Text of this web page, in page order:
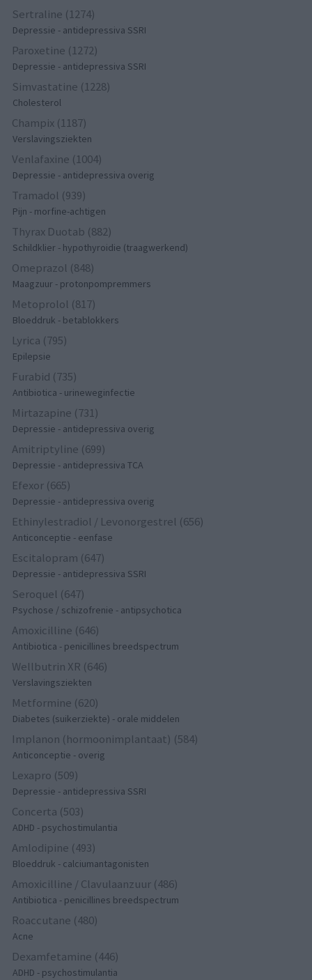
Sertraline (1274)
Depressie - antidepressiva SSRI
Paroxetine (1272)
Depressie - antidepressiva SSRI
Simvastatine (1228)
Cholesterol
Champix (1187)
Verslavingsziekten
Venlafaxine (1004)
Depressie - antidepressiva overig
Tramadol (939)
Pijn - morfine-achtigen
Thyrax Duotab (882)
Schildklier - hypothyroidie (traagwerkend)
Omeprazol (848)
Maagzuur - protonpompremmers
Metoprolol (817)
Bloeddruk - betablokkers
Lyrica (795)
Epilepsie
Furabid (735)
Antibiotica - urineweginfectie
Mirtazapine (731)
Depressie - antidepressiva overig
Amitriptyline (699)
Depressie - antidepressiva TCA
Efexor (665)
Depressie - antidepressiva overig
Ethinylestradiol / Levonorgestrel (656)
Anticonceptie - eenfase
Escitalopram (647)
Depressie - antidepressiva SSRI
Seroquel (647)
Psychose / schizofrenie - antipsychotica
Amoxicilline (646)
Antibiotica - penicillines breedspectrum
Wellbutrin XR (646)
Verslavingsziekten
Metformine (620)
Diabetes (suikerziekte) - orale middelen
Implanon (hormoonimplantaat) (584)
Anticonceptie - overig
Lexapro (509)
Depressie - antidepressiva SSRI
Concerta (503)
ADHD - psychostimulantia
Amlodipine (493)
Bloeddruk - calciumantagonisten
Amoxicilline / Clavulaanzuur (486)
Antibiotica - penicillines breedspectrum
Roaccutane (480)
Acne
Dexamfetamine (446)
ADHD - psychostimulantia